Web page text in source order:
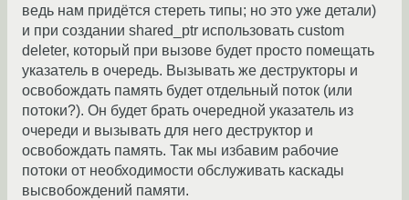
ведь нам придётся стереть типы; но это уже детали)
и при создании shared_ptr использовать custom
deleter, который при вызове будет просто помещать
указатель в очередь. Вызывать же деструкторы и
освобождать память будет отдельный поток (или
потоки?). Он будет брать очередной указатель из
очереди и вызывать для него деструктор и
освобождать память. Так мы избавим рабочие
потоки от необходимости обслуживать каскады
высвобождений памяти.